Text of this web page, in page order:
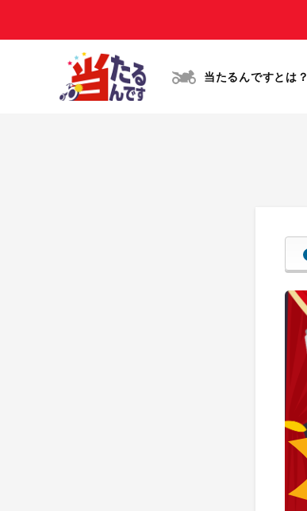
当たるんですとは？